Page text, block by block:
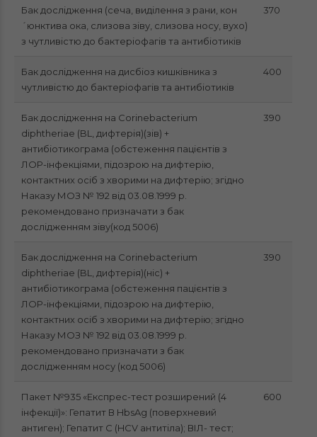
Бак дослідження (сеча, виділення з рани, кон
´юнктива ока, слизова зіву, слизова носу, вухо)
з чутливістю до бактеріофагів та антибіотиків
370
Бак дослідження на дисбіоз кишківника з
чутливістю до бактеріофагів та антибіотиків
400
Бак дослідження на Corinebacterium
diphtheriae (BL, дифтерія)(зів) +
антибіотикограма (обстеження пацієнтів з
ЛОР-інфекціями, підозрою на дифтерію,
контактних осіб з хворими на дифтерію; згідно
Наказу МОЗ № 192 від 03.08.1999 р.
рекомендовано призначати з бак
дослідженням зіву(код 5006)
390
Бак дослідження на Corinebacterium
diphtheriae (BL, дифтерія)(ніс) +
антибіотикограма (обстеження пацієнтів з
ЛОР-інфекціями, підозрою на дифтерію,
контактних осіб з хворими на дифтерію; згідно
Наказу МОЗ № 192 від 03.08.1999 р.
рекомендовано призначати з бак
дослідженням носу (код 5006)
390
Пакет №935 «Експрес-тест розширений (4
інфекції)»: Гепатит В HbsAg (поверхневий
антиген); Гепатит C (HCV антитіла); ВІЛ- тест;
600